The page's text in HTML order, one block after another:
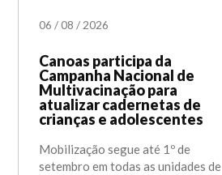
06/08/2026
Canoas participa da
Campanha Nacional de
Multivacinação para
atualizar cadernetas de
crianças e adolescentes
Mobilização segue até 1º de
setembro em todas as unidades de